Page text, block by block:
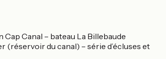
Canal – bateau La Billebaude
(réservoir du canal) – série d’écluses et